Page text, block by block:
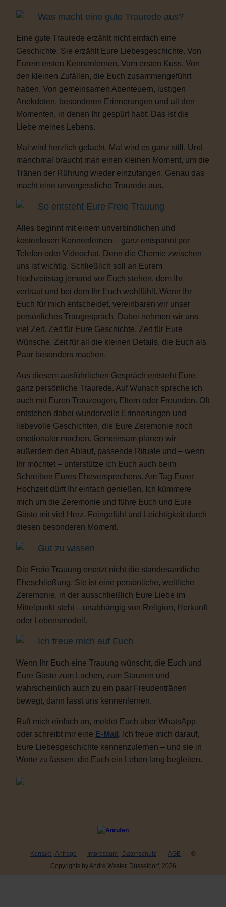
Was macht eine gute Traurede aus?
Eine gute Traurede erzählt nicht einfach eine
Geschichte. Sie erzählt Eure Liebesgeschichte. Von
Eurem ersten Kennenlernen. Vom ersten Kuss. Von
den kleinen Zufällen, die Euch zusammengeführt
haben. Von gemeinsamen Abenteuern, lustigen
Anekdoten, besonderen Erinnerungen und all den
Momenten, in denen Ihr gespürt habt: Das ist die
Liebe meines Lebens.
Mal wird herzlich gelacht. Mal wird es ganz still. Und
manchmal braucht man einen kleinen Moment, um die
Tränen der Rührung wieder einzufangen. Genau das
macht eine unvergessliche Traurede aus.
So entsteht Eure Freie Trauung
Alles beginnt mit einem unverbindlichen und
kostenlosen Kennenlernen – ganz entspannt per
Telefon oder Videochat. Denn die Chemie zwischen
uns ist wichtig. Schließlich soll an Eurem
Hochzeitstag jemand vor Euch stehen, dem Ihr
vertraut und bei dem Ihr Euch wohlfühlt. Wenn Ihr
Euch für mich entscheidet, vereinbaren wir unser
persönliches Traugespräch. Dabei nehmen wir uns
viel Zeit. Zeit für Eure Geschichte. Zeit für Eure
Wünsche. Zeit für all die kleinen Details, die Euch als
Paar besonders machen.
Aus diesem ausführlichen Gespräch entsteht Eure
ganz persönliche Traurede. Auf Wunsch spreche ich
auch mit Euren Trauzeugen, Eltern oder Freunden. Oft
entstehen dabei wundervolle Erinnerungen und
liebevolle Geschichten, die Eure Zeremonie noch
emotionaler machen. Gemeinsam planen wir
außerdem den Ablauf, passende Rituale und – wenn
Ihr möchtet – unterstütze ich Euch auch beim
Schreiben Eures Eheversprechens. Am Tag Eurer
Hochzeit dürft Ihr einfach genießen. Ich kümmere
mich um die Zeremonie und führe Euch und Eure
Gäste mit viel Herz, Feingefühl und Leichtigkeit durch
diesen besonderen Moment.
Gut zu wissen
Die Freie Trauung ersetzt nicht die standesamtliche
Eheschließung. Sie ist eine persönliche, weltliche
Zeremonie, in der ausschließlich Eure Liebe im
Mittelpunkt steht – unabhängig von Religion, Herkunft
oder Lebensmodell.
Ich freue mich auf Euch
Wenn Ihr Euch eine Trauung wünscht, die Euch und
Eure Gäste zum Lachen, zum Staunen und
wahrscheinlich auch zu ein paar Freudentränen
bewegt, dann lasst uns kennenlernen.
Ruft mich einfach an, meldet Euch über WhatsApp
oder schreibt mir eine E-Mail . Ich freue mich darauf,
Eure Liebesgeschichte kennenzulernen – und sie in
Worte zu fassen, die Euch ein Leben lang begleiten.
Kontakt | Anfrage Impressum | Datenschutz AGB
©
Copyrights by André Wester, Düsseldorf, 2026